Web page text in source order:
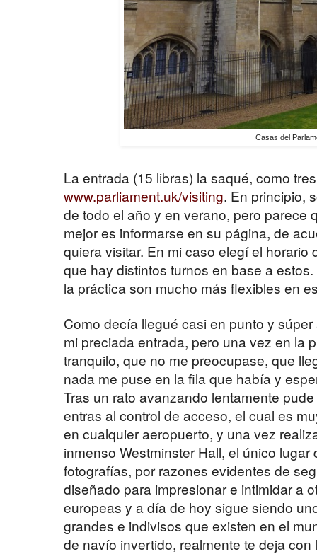
Casas del
La entrada (15 libras) la saqué, como
www.parliament.uk/visiting. En principio,
de todo el año y en verano, pero parece
mejor es informarse en su página, de
quiera visitar. En mi caso elegí el
que hay distintos turnos en base a
la práctica son mucho más flexibles en
Como decía llegué casi en punto y
mi preciada entrada, pero una vez en la
tranquilo, que no me preocupase, que
nada me puse en la fila que había y
Tras un rato avanzando lentamente
entras al control de acceso, el cual es
en cualquier aeropuerto, y una vez
inmenso Westminster Hall, el único
fotografías, por razones evidentes de
diseñado para impresionar e intimidar a
europeas y a día de hoy sigue siendo
grandes e indivisos que existen en el
de navío invertido, realmente te deja con